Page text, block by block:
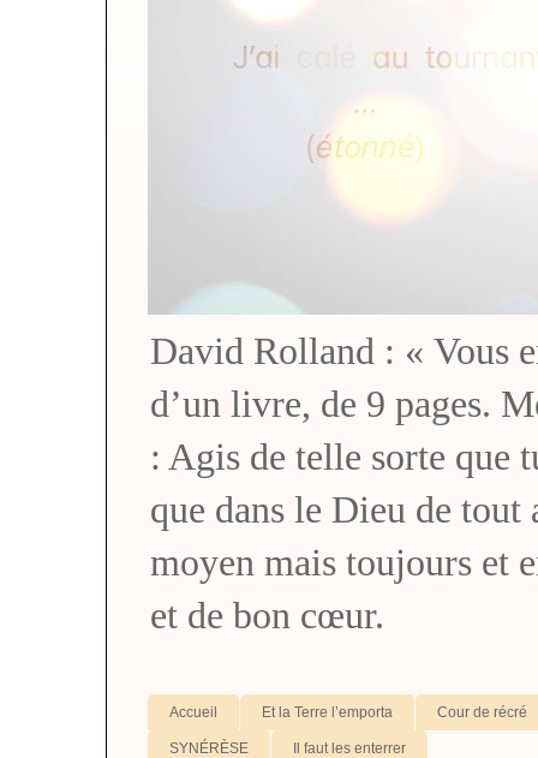
David Rolland : « Vous
d’un livre, de 9 pages.
: Agis de telle sorte que
que dans le Dieu de
moyen mais toujours et
et de bon cœur.
Accueil Et la Terre l’emporta Cour de récré
SYNÉRÈSE Il faut les enterrer